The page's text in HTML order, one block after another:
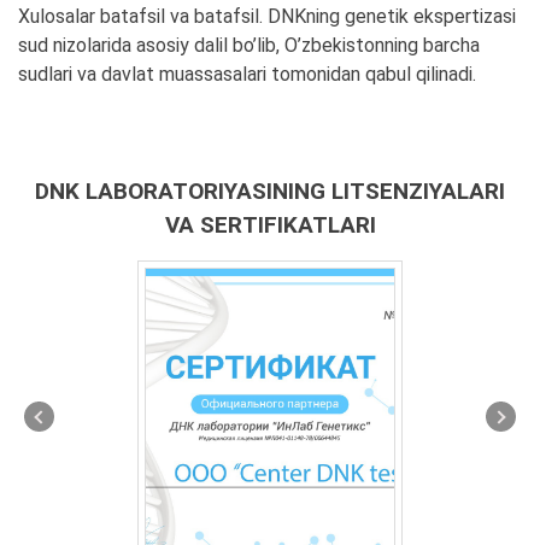
Xulosalar batafsil va batafsil. DNKning genetik ekspertizasi
sud nizolarida asosiy dalil bo’lib, O’zbekistonning barcha
sudlari va davlat muassasalari tomonidan qabul qilinadi.
DNK LABORATORIYASINING LITSENZIYALARI
VA SERTIFIKATLARI